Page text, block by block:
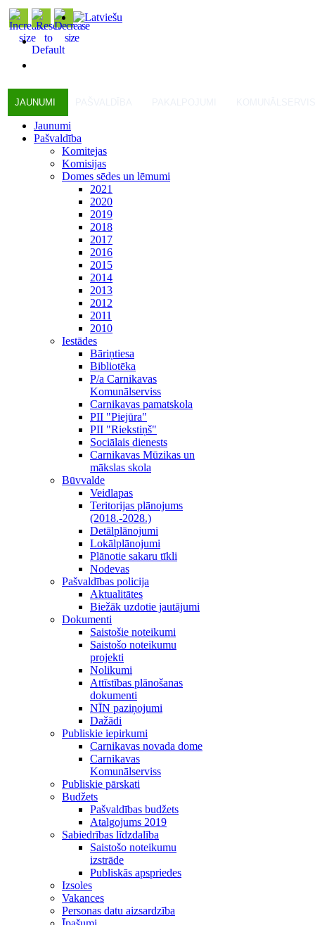
JAUNUMI
Jaunumi
Pašvaldība
Komitejas
Komisijas
Domes sēdes un lēmumi
2021
2020
2019
2018
2017
2016
2015
2014
2013
2012
2011
2010
Iestādes
Bāriņtiesa
Bibliotēka
P/a Carnikavas
Komunālserviss
Carnikavas pamatskola
PII "Piejūra"
PII "Riekstiņš"
Sociālais dienests
Carnikavas Mūzikas un
mākslas skola
Būvvalde
Veidlapas
Teritorijas plānojums
(2018.-2028.)
Detālplānojumi
Lokālplānojumi
Plānotie sakaru tīkli
Nodevas
Pašvaldības policija
Aktualitātes
Biežāk uzdotie jautājumi
Dokumenti
Saistošie noteikumi
Saistošo noteikumu
projekti
Nolikumi
Attīstības plānošanas
dokumenti
NĪN paziņojumi
Dažādi
Publiskie iepirkumi
Carnikavas novada dome
Carnikavas
Komunālserviss
Publiskie pārskati
Budžets
Pašvaldības budžets
Atalgojums 2019
Sabiedrības līdzdalība
Saistošo noteikumu
izstrāde
Publiskās apspriedes
Izsoles
Vakances
Personas datu aizsardzība